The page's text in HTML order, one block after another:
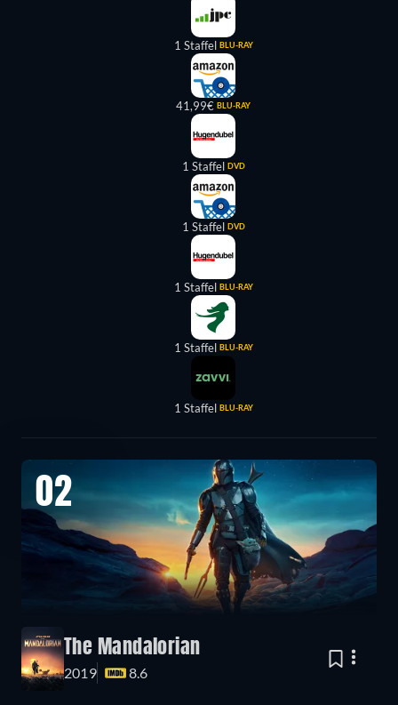
1 Staffel BLU-RAY
41,99€ BLU-RAY
1 Staffel DVD
1 Staffel DVD
1 Staffel BLU-RAY
1 Staffel BLU-RAY
1 Staffel BLU-RAY
02
The Mandalorian
2019 8.6